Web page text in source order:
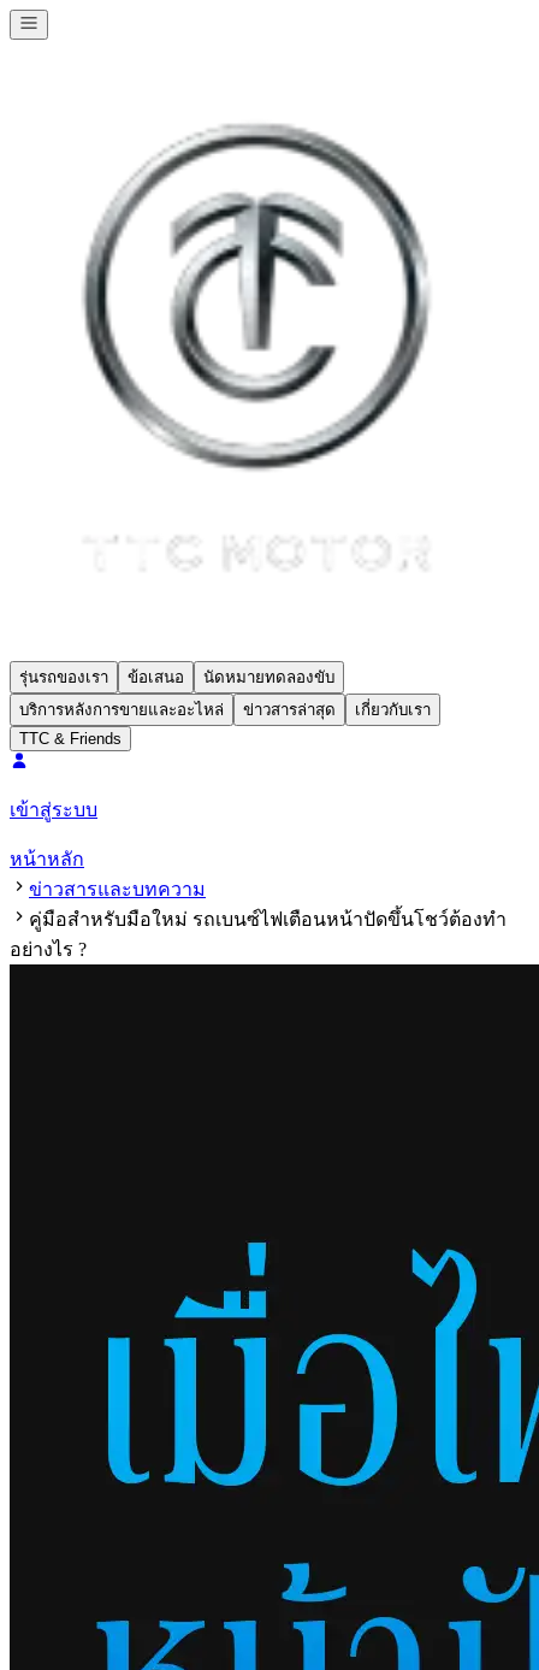
รุ่นรถของเรา ข้อเสนอ
นัดหมายทดลองขับ
บริการหลังการขายและอะไหล่
ข่าวสารล่าสุด
เกี่ยวกับเรา
TTC & Friends
เข้าสู่ระบบ
หน้าหลัก
ข่าวสารและบทความ
คู่มือสำหรับมือใหม่ รถเบนซ์ไฟเตือนหน้าปัดขึ้นโชว์ต้องทำ
อย่างไร ?